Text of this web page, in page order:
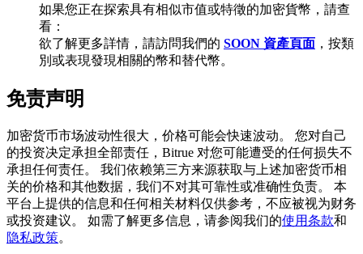
瓜分 500000 CASHCAT 獎池
BitMart 用戶遷移專享
註冊&交易贏 500,000 USDT
如果您正在探索具有相似市值或特徵的加密貨幣，請查
看：
欲了解更多詳情，請訪問我們的 SOON 資產頁面 ，按類
別或表現發現相關的幣和替代幣。
免责声明
加密货币市场波动性很大，价格可能会快速波动。 您对自己
的投资决定承担全部责任，Bitrue 对您可能遭受的任何损失不
承担任何责任。 我们依赖第三方来源获取与上述加密货币相
关的价格和其他数据，我们不对其可靠性或准确性负责。 本
平台上提供的信息和任何相关材料仅供参考，不应被视为财务
或投资建议。 如需了解更多信息，请参阅我们的使用条款和
隐私政策。